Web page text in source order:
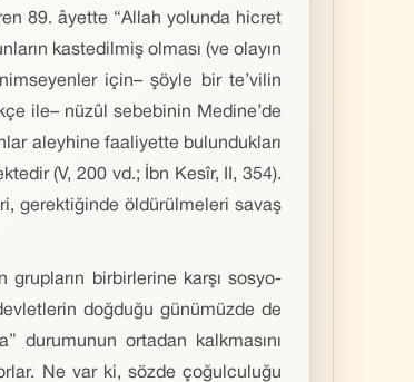
89. âyette “Allah yolunda hicret
kastedilmiş olması (ve olayın
için– şöyle bir te’vilin
ile– nüzûl sebebinin Medine’de
aleyhine faaliyette bulundukları
(V, 200 vd.; İbn Kesîr, II, 354).
gerektiğinde öldürülmeleri savaş
birbirlerine karşı sosyo-
doğduğu günümüzde de
durumunun ortadan kalkmasını
Ne var ki, sözde çoğulculuğu